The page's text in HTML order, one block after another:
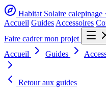
Habitat Solaire calepinage
Accueil Guides Accessoires
Faire cadrer mon projet
Accueil
Guides
Retour aux guides